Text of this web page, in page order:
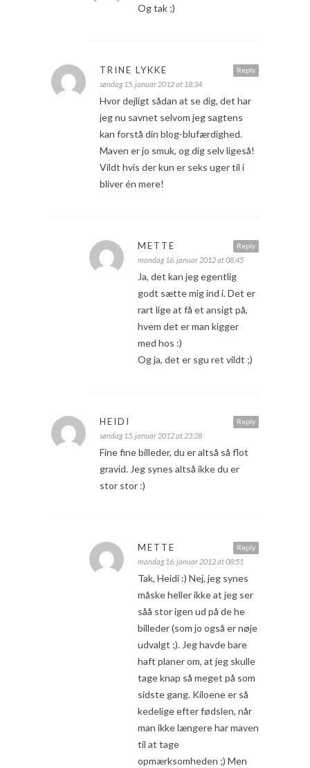
Og tak ;)
Reply
TRINE LYKKE
søndag 15. januar 2012 at 18:34
Hvor dejligt sådan at se dig, det har
jeg nu savnet selvom jeg sagtens
kan forstå din blog-blufærdighed.
Maven er jo smuk, og dig selv ligeså!
Vildt hvis der kun er seks uger til i
bliver én mere!
Reply
METTE
mandag 16. januar 2012 at 08:45
Ja, det kan jeg egentlig
godt sætte mig ind i. Det er
rart lige at få et ansigt på,
hvem det er man kigger
med hos :)
Og ja, det er sgu ret vildt ;)
Reply
HEIDI
søndag 15. januar 2012 at 23:28
Fine fine billeder, du er altså så flot
gravid. Jeg synes altså ikke du er
stor stor :)
Reply
METTE
mandag 16. januar 2012 at 08:51
Tak, Heidi :) Nej, jeg synes
måske heller ikke at jeg ser
såå stor igen ud på de he
billeder (som jo også er nøje
udvalgt ;). Jeg havde bare
haft planer om, at jeg skulle
tage knap så meget på som
sidste gang. Kiloene er så
kedelige efter fødslen, når
man ikke længere har maven
til at tage
opmærksomheden ;) Men